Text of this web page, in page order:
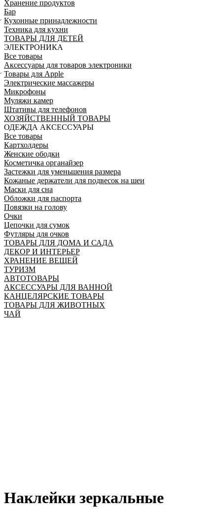
Хранение продуктов
Бар
Кухонные принадлежности
Техника для кухни
ТОВАРЫ ДЛЯ ДЕТЕЙ
ЭЛЕКТРОНИКА
Все товары
Аксессуары для товаров электроники
Товары для Apple
Электрические массажеры
Микрофоны
Муляжи камер
Штативы для телефонов
ХОЗЯЙСТВЕННЫЙ ТОВАРЫ
ОДЕЖДА АКСЕССУАРЫ
Все товары
Картхолдеры
Женские ободки
Косметичка органайзер
Застежки для уменьшения размера
Кожаные держатели для подвесок на шеи
Маски для сна
Обложки для паспорта
Повязки на голову
Очки
Цепочки для сумок
Футляры для очков
ТОВАРЫ ДЛЯ ДОМА И САДА
ДЕКОР И ИНТЕРЬЕР
ХРАНЕНИЕ ВЕЩЕЙ
ТУРИЗМ
АВТОТОВАРЫ
АКСЕССУАРЫ ДЛЯ ВАННОЙ
КАНЦЕЛЯРСКИЕ ТОВАРЫ
ТОВАРЫ ДЛЯ ЖИВОТНЫХ
ЧАЙ
Наклейки зеркальные